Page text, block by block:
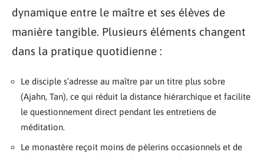
dynamique entre le maître et ses élèves de
manière tangible. Plusieurs éléments changent
dans la pratique quotidienne :
Le disciple s’adresse au maître par un titre plus sobre
(Ajahn, Tan), ce qui réduit la distance hiérarchique et facilite
le questionnement direct pendant les entretiens de
méditation.
Le monastère reçoit moins de pèlerins occasionnels et de